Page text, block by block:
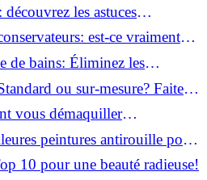
maison!
les astuces
parfait!est-ce vraiment
de bains: Éliminez les
maintenant!ou sur-mesure? Faites
vous démaquiller
et secrets révélés!
peintures antirouille pour
10 pour une beauté radieuse!